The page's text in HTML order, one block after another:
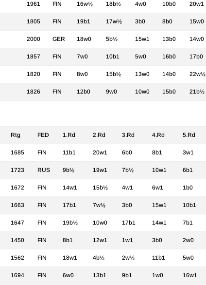
1961 FIN 16w½ 18b½ 4w0 10b0 20w1
1805 FIN 19b1 17w½ 3b0 8b0 15w0
2000 GER 18w0 5b½ 15w1 13b0 14w0
1857 FIN 7w0 10b1 5w0 16b0 17b0
1820 FIN 8w0 15b½ 13w0 14b0 22w½
1826 FIN 12b0 9w0 10w0 15b0 21b½
Rtg FED 1.Rd 2.Rd 3.Rd 4.Rd 5.Rd
1685 FIN 11b1 20w1 6b0 8b1 3w1
1723 RUS 9b½ 19w1 7b½ 10w1 6b1
1672 FIN 14w1 15b½ 4w1 6w1 1b0
1663 FIN 17b1 7w½ 3b0 15w1 10b1
1647 FIN 19b½ 10w0 17b1 14w1 7b1
1450 FIN 8b1 12w1 1w1 3b0 2w0
1562 FIN 18w1 4b½ 2w½ 11b1 5w0
1694 FIN 6w0 13b1 9b1 1w0 16w1